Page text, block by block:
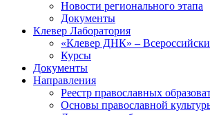
Новости регионального этапа
Документы
Клевер Лаборатория
«Клевер ДНК» –
Курсы
Документы
Направления
Реестр православных
Основы православной